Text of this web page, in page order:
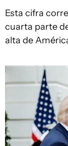
Esta cifra
cuarta parte
alta de